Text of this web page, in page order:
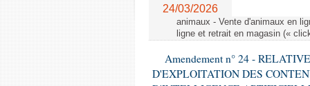
24/03/2026
animaux - Vente d'animaux en
ligne et retrait en magasin («
Amendement n° 24 -
D'EXPLOITATION DES